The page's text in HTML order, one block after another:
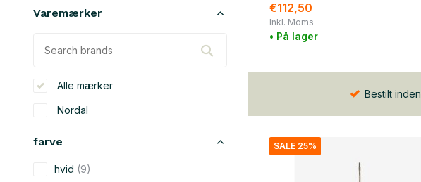
Varemærker
Alle mærker
Nordal
farve
hvid (9)
€112,50
Inkl. Moms
• På lager
Bestilt inden
SALE 25%